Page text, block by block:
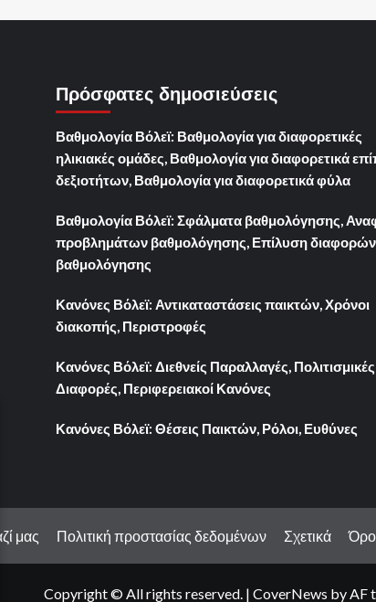
Πρόσφατες δημοσιεύσεις
Βαθμολογία Βόλεϊ: Βαθμολογία για διαφορετικές
ηλικιακές ομάδες, Βαθμολογία για διαφορετικά
δεξιοτήτων, Βαθμολογία για διαφορετικά φύλα
Βαθμολογία Βόλεϊ: Σφάλματα βαθμολόγησης,
προβλημάτων βαθμολόγησης, Επίλυση διαφορών
βαθμολόγησης
Κανόνες Βόλεϊ: Αντικαταστάσεις παικτών, Χρόνοι
διακοπής, Περιστροφές
Κανόνες Βόλεϊ: Διεθνείς Παραλλαγές, Πολιτισμικές
Διαφορές, Περιφερειακοί Κανόνες
Κανόνες Βόλεϊ: Θέσεις Παικτών, Ρόλοι, Ευθύνες
μας Πολιτική προστασίας δεδομένων Σχετικά
Copyright © All rights reserved. | CoverNews by AF